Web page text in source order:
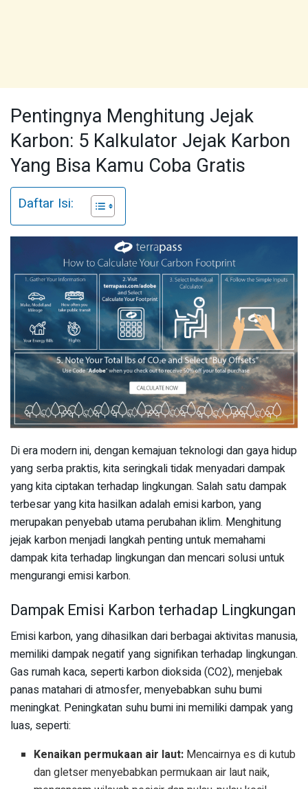
Pentingnya Menghitung Jejak
Karbon: 5 Kalkulator Jejak Karbon
Yang Bisa Kamu Coba Gratis
Daftar Isi:
Di era modern ini, dengan kemajuan teknologi dan gaya hidup
yang serba praktis, kita seringkali tidak menyadari dampak
yang kita ciptakan terhadap lingkungan. Salah satu dampak
terbesar yang kita hasilkan adalah emisi karbon, yang
merupakan penyebab utama perubahan iklim. Menghitung
jejak karbon menjadi langkah penting untuk memahami
dampak kita terhadap lingkungan dan mencari solusi untuk
mengurangi emisi karbon.
Dampak Emisi Karbon terhadap Lingkungan
Emisi karbon, yang dihasilkan dari berbagai aktivitas manusia,
memiliki dampak negatif yang signifikan terhadap lingkungan.
Gas rumah kaca, seperti karbon dioksida (CO2), menjebak
panas matahari di atmosfer, menyebabkan suhu bumi
meningkat. Peningkatan suhu bumi ini memiliki dampak yang
luas, seperti:
Kenaikan permukaan air laut: Mencairnya es di kutub
dan gletser menyebabkan permukaan air laut naik,